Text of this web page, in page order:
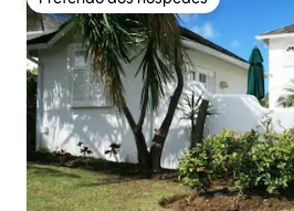
Preferido dos hóspedes